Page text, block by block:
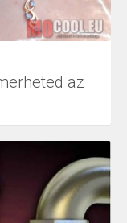
az